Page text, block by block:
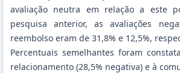
avaliação neutra em relação a este
pesquisa anterior, as avaliações
reembolso eram de 31,8% e 12,5%,
Percentuais semelhantes foram
relacionamento (28,5% negativa) e à